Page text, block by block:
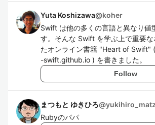
Yuta Koshizawa@koher
Swift は他の多くの言語と異なり値
す。そんな Swift を学ぶ上で重要
たオンライン書籍 "Heart of
-swift.github.io ) を書きました。
Follow
まつもと ゆきひろ@yukihiro_matz
Rubyのパパ